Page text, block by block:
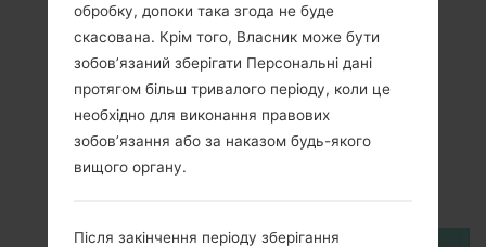
Відео
LGH634(LGH634)
akaLG G Stylo LTE
обробку, допоки така згода не буде
скасована. Крім того, Власник може бути
зобов’язаний зберігати Персональні дані
протягом більш тривалого періоду, коли це
необхідно для виконання правових
зобов’язання або за наказом будь-якого
вищого органу.
Після закінчення періоду зберігання